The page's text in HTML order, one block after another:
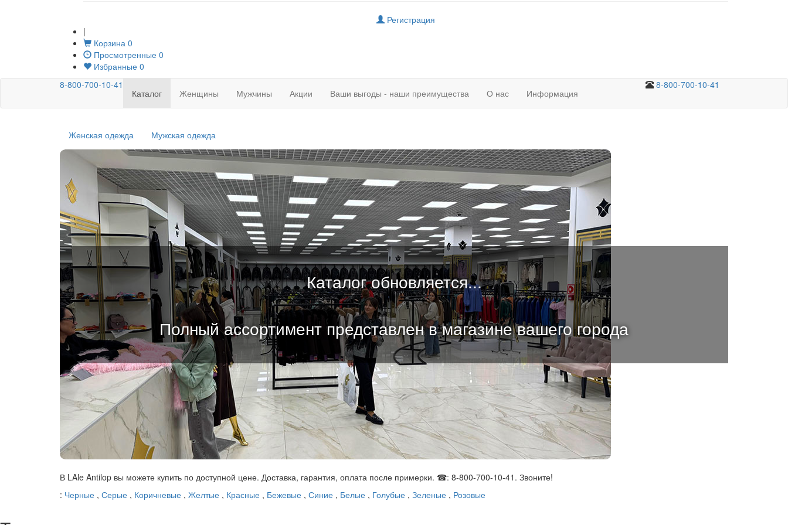
Регистрация
|
Корзина 0
Просмотренные 0
Избранные 0
8-800-700-10-41
Каталог Женщины Мужчины Акции Ваши выгоды - наши преимущества О нас Информация
8-800-700-10-41
Женская одежда Мужская одежда
Каталог обновляется...
Полный ассортимент представлен в магазине вашего города
В LAle Antilop вы можете купить по доступной цене. Доставка, гарантия, оплата после примерки. ☎: 8-800-700-10-41. Звоните!
: Черные , Серые , Коричневые , Желтые , Красные , Бежевые , Синие , Белые , Голубые , Зеленые , Розовые